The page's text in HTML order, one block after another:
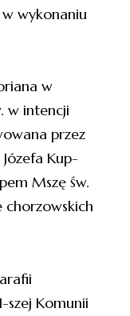
wykonaniu
w
w intencji
przez
Kup-
Mszę św.
chorzowskich
szej Komunii